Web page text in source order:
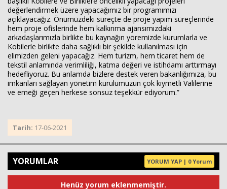
değerlendirmek üzere yapacağımız bir programımızı
açıklayacağız. Önümüzdeki süreçte de proje yapım süreçlerinde
hem proje ofislerinde hem kalkınma ajansımızdaki
arkadaşlarımızla birlikte bu kaynağın yöremizde kurumlarla ve
Kobilerle birlikte daha sağlıklı bir şekilde kullanılması için
elimizden geleni yapacağız. Hem turizm, hem ticaret hem de
tekstil anlamında verimliliği, katma değeri ve istihdamı arttırmayı
hedefliyoruz. Bu anlamda bizlere destek veren bakanlığımıza, bu
imkanları sağlayan yönetim kurulumuzun çok kıymetli Valilerine
ve emeği geçen herkese sonsuz teşekkür ediyorum.”
Tarih: 17-06-2021
YORUMLAR YORUM YAP | 0 Yorum
Henüz yorum eklenmemiştir.